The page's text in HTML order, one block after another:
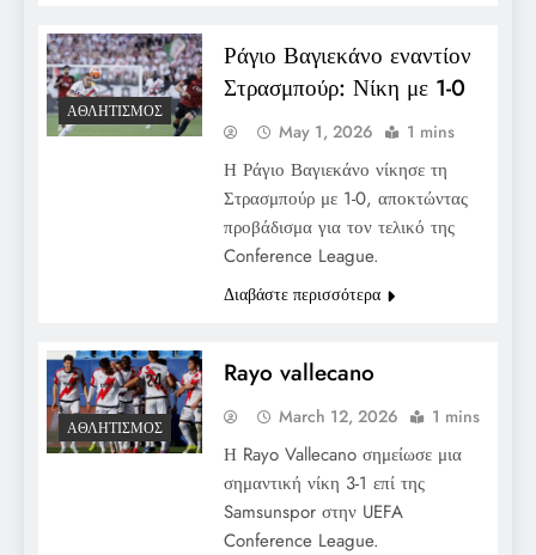
ΑΘΛΗΤΙΣΜΌΣ
Ράγιο Βαγιεκάνο εναντίον
Στρασμπούρ: Νίκη με 1-0
May 1, 2026 1 mins
Η Ράγιο Βαγιεκάνο νίκησε τη
Στρασμπούρ με 1-0, αποκτώντας
προβάδισμα για τον τελικό της
Conference League.
Διαβάστε περισσότερα
ΑΘΛΗΤΙΣΜΌΣ
Rayo vallecano
March 12, 2026 1 mins
Η Rayo Vallecano σημείωσε μια
σημαντική νίκη 3-1 επί της
Samsunspor στην UEFA
Conference League.